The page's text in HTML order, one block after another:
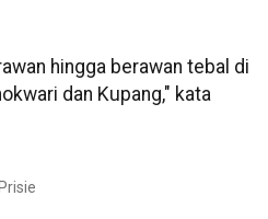
hingga berawan tebal di
dan Kupang," kata